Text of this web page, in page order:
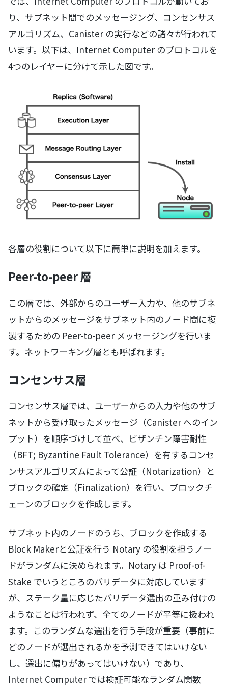
り、サブネット間でのメッセージング、コンセンサス
アルゴリズム、Canister の実行などの諸々が行われて
います。以下は、Internet Computer のプロトコルを
4つのレイヤーに分けて示した図です。
各層の役割について以下に簡単に説明を加えます。
Peer-to-peer 層
この層では、外部からのユーザー入力や、他のサブネ
ットからのメッセージをサブネット内のノード間に複
製するための Peer-to-peer メッセージングを行いま
す。ネットワーキング層とも呼ばれます。
コンセンサス層
コンセンサス層では、ユーザーからの入力や他のサブ
ネットから受け取ったメッセージ（Canister へのイン
プット）を順序づけして並べ、ビザンチン障害耐性
（BFT; Byzantine Fault Tolerance）を有するコンセ
ンサスアルゴリズムによって公証（Notarization）と
ブロックの確定（Finalization）を行い、ブロックチ
ェーンのブロックを作成します。
サブネット内のノードのうち、ブロックを作成する
Block Makerと公証を行う Notary の役割を担うノー
ドがランダムに決められます。Notary は Proof-of-
Stake でいうところのバリデータに対応しています
が、ステーク量に応じたバリデータ選出の重み付けの
ようなことは行われず、全てのノードが平等に扱われ
ます。このランダムな選出を行う手段が重要（事前に
どのノードが選出されるかを予測できてはいけない
し、選出に偏りがあってはいけない）であり、
Internet Computer では検証可能なランダム関数